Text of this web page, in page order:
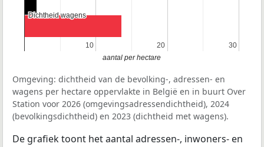
10
10 20
20 30
30
Dichtheid wagens
Dichtheid wagens
aantal per hectare
Omgeving: dichtheid van de bevolking-, adressen- en
wagens per hectare oppervlakte in België en in buurt Over
Station voor 2026 (omgevingsadressendichtheid), 2024
(bevolkingsdichtheid) en 2023 (dichtheid met wagens).
De grafiek toont het aantal adressen-, inwoners- en